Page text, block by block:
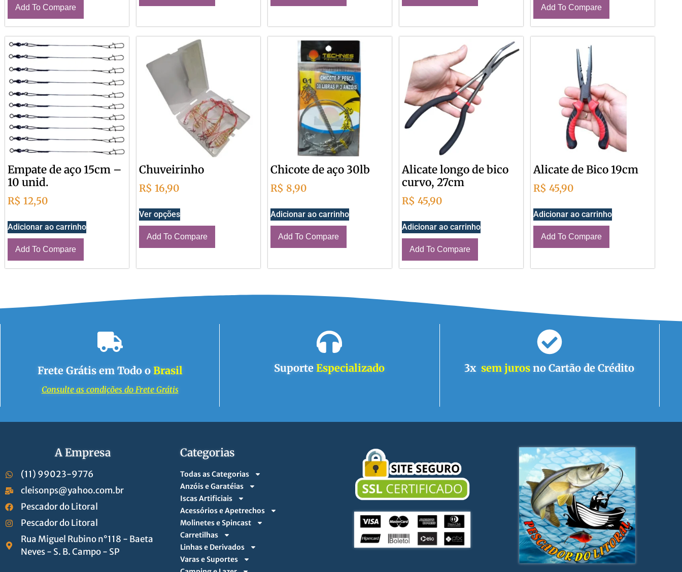
Add To Compare Add To Compare
Empate de aço 15cm –
10 unid.
R$ 12,50
Adicionar ao carrinho
Add To Compare
Chuveirinho
R$ 16,90
Ver opções
Add To Compare
Chicote de aço 30lb
R$ 8,90
Adicionar ao carrinho
Add To Compare
Alicate longo de bico
curvo, 27cm
R$ 45,90
Adicionar ao carrinho
Add To Compare
Alicate de Bico 19cm
R$ 45,90
Adicionar ao carrinho
Add To Compare
Frete Grátis em Todo o Brasil
Consulte as condições do Frete Grátis
SuporteEspecializado 3x sem juros no Cartão de Crédito
A Empresa
(11) 99023-9776
cleisonps@yahoo.com.br
Pescador do Litoral
Pescador do Litoral
Rua Miguel Rubino n°118 - Baeta
Neves - S. B. Campo - SP
Categorias
Todas as Categorias
Anzóis e Garatéias
Iscas Artificiais
Acessórios e Apetrechos
Molinetes e Spincast
Carretilhas
Linhas e Derivados
Varas e Suportes